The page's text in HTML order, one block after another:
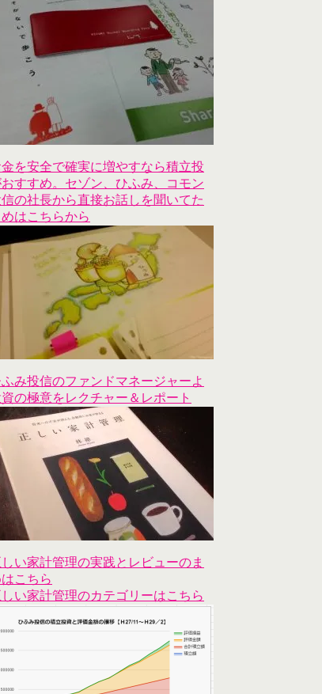
金を安全で確実に増やすなら積立投
すすめ。セゾン、ひふみ、コモン
信の社長から直接お話しを聞いてた
めはこちらから
み投信のファンドマネージャーよ
資の極意をレクチャー＆レポート
い家計管理の実践とレビューのま
こちら
しい家計管理のカテゴリーはこちら